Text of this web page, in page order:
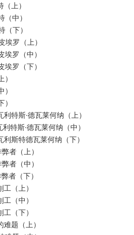
上）
中）
下）
罗（上）
罗（中）
罗（下）
特斯·德瓦莱何纳（上）
特斯·德瓦莱何纳（中）
斯特德瓦莱何纳（下）
者（上）
者（中）
者（下）
（上）
（中）
（下）
题（上）